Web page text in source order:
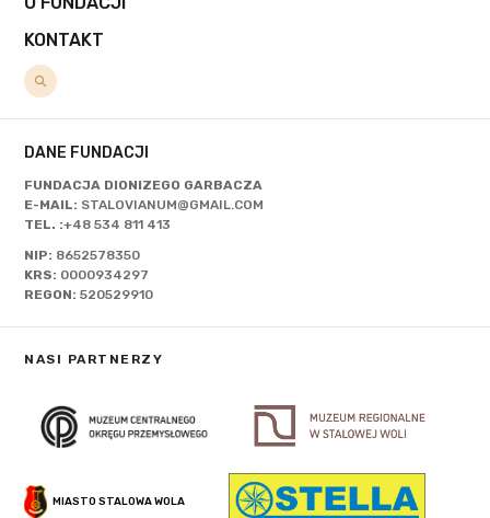
KONTAKT
DANE FUNDACJI
FUNDACJA DIONIZEGO GARBACZA
E-MAIL: STALOVIANUM@GMAIL.COM
TEL. :+48 534 811 413
NIP: 8652578350
KRS: 0000934297
REGON:520529910
NASI PARTNERZY
MIASTO STALOWA WOLA